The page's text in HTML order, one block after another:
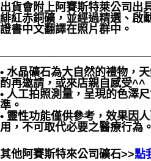
出貨會附上阿賽斯特萊公司出
緋紅赤銅礦，並經過精選、啟
證書中文翻譯在照片群中。
• 水晶礦石為大自然的禮物，
酌再邀請，或來店親自感受^^
• 人工拍照測量，呈現的色澤
準。
• 靈性功能僅供參考，效果因
用，不可取代必要之醫療行為。
其他阿賽斯特來公司礦石>>點